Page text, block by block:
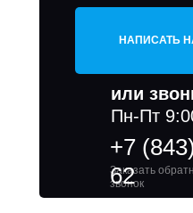
или
Пн-Пт
НАПИСАТЬ
+7
62
Заказать
звонок